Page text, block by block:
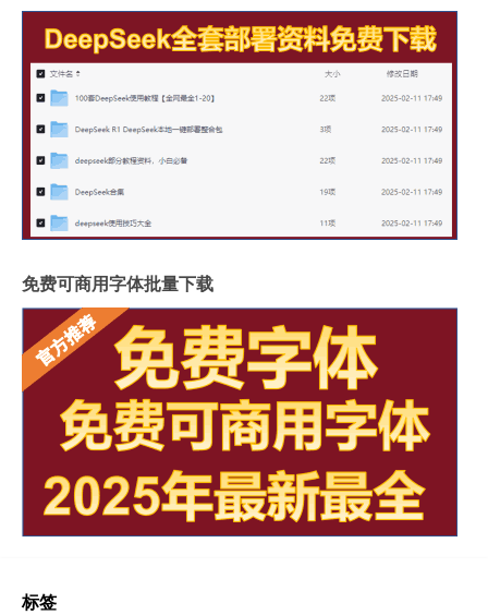
免费可商用字体批量下载
标签